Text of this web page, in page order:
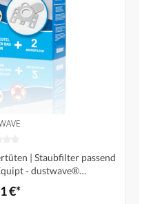
| Staubfilter passend
- dustwave®
in Germany + inkl. 2
€*